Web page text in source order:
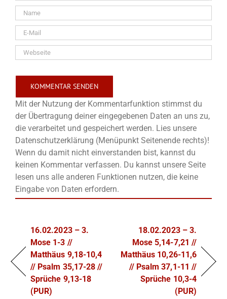
Mit der Nutzung der Kommentarfunktion stimmst du
der Übertragung deiner eingegebenen Daten an uns zu,
die verarbeitet und gespeichert werden. Lies unsere
Datenschutzerklärung (Menüpunkt Seitenende rechts)!
Wenn du damit nicht einverstanden bist, kannst du
keinen Kommentar verfassen. Du kannst unsere Seite
lesen uns alle anderen Funktionen nutzen, die keine
Eingabe von Daten erfordern.
16.02.2023 – 3.
Mose 1-3 //
Matthäus 9,18-10,4
// Psalm 35,17-28 //
Sprüche 9,13-18
(PUR)
18.02.2023 – 3.
Mose 5,14-7,21 //
Matthäus 10,26-11,6
// Psalm 37,1-11 //
Sprüche 10,3-4
(PUR)